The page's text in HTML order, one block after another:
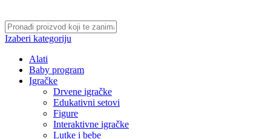
Izaberi kategoriju
Alati
Baby program
Igračke
Drvene igračke
Edukativni setovi
Figure
Interaktivne igračke
Lutke i bebe